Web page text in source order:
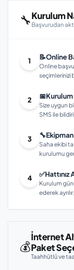
🔧Kurulum
Başvurudan
1 📝Online
Online
seçimlerinizi
2 📅
Size uygun
SMS ile
3 🔧
Saha ekibi
kurulumu
4 ✅Hattınız
Kurulum
ederek
💰
İnternet
Paket
Taahhütlü ve